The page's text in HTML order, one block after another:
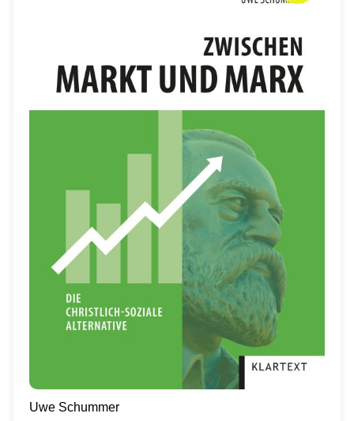
Uwe Schummer